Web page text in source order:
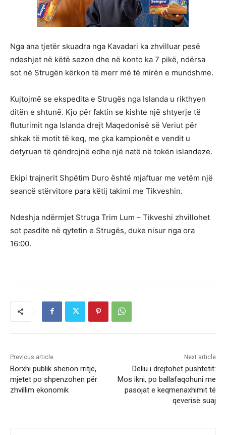
Nga ana tjetër skuadra nga Kavadari ka zhvilluar pesë
ndeshjet në këtë sezon dhe në konto ka 7 pikë, ndërsa
sot në Strugën kërkon të merr më të mirën e mundshme.
Kujtojmë se ekspedita e Strugës nga Islanda u rikthyen
ditën e shtunë. Kjo për faktin se kishte një shtyerje të
fluturimit nga Islanda drejt Maqedonisë së Veriut për
shkak të motit të keq, me çka kampionët e vendit u
detyruan të qëndrojnë edhe një natë në tokën islandeze.
Ekipi trajnerit Shpëtim Duro është mjaftuar me vetëm një
seancë stërvitore para këtij takimi me Tikveshin.
Ndeshja ndërmjet Struga Trim Lum – Tikveshi zhvillohet
sot pasdite në qytetin e Strugës, duke nisur nga ora
16:00.
Previous article
Borxhi publik shënon rritje,
mjetet po shpenzohen për
zhvillim ekonomik
Next article
Deliu i drejtohet pushtetit:
Mos ikni, po ballafaqohuni me
pasojat e keqmenaxhimit të
qeverisë suaj